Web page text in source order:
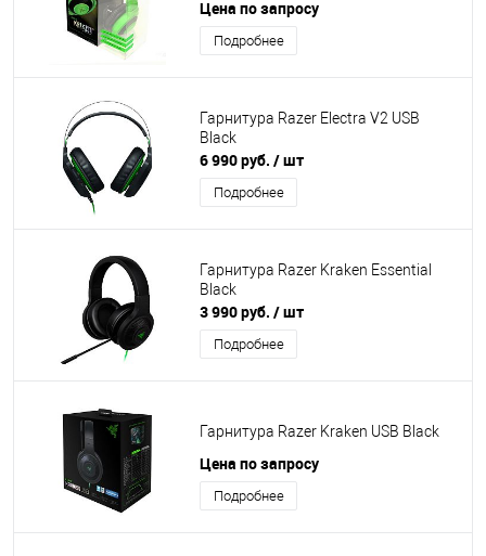
Цена по запросу
Подробнее
Гарнитура Razer Electra V2 USB
Black
6 990 руб. / шт
Подробнее
Гарнитура Razer Kraken Essential
Black
3 990 руб. / шт
Подробнее
Гарнитура Razer Kraken USB Black
Цена по запросу
Подробнее